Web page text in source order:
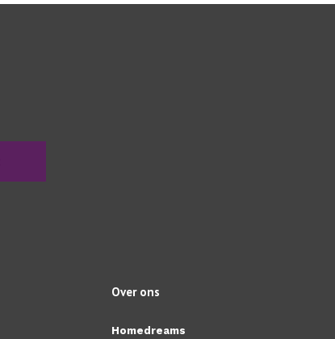
Over ons
Homedreams